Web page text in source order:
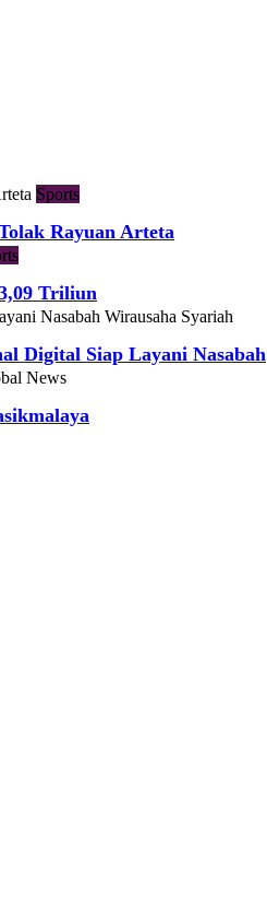
Sports
Rayuan Arteta
Triliun
Wirausaha Syariah
Digital Siap Layani Nasabah
News